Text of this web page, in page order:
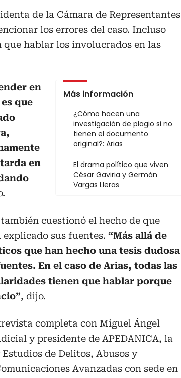
de la Cámara de Representantes
los errores del caso. Incluso
que hablar los involucrados en las
Más información
¿Cómo hacen una
investigación de plagio si no
tienen el documento
original?: Arias
El drama político que viven
César Gaviria y Germán
Vargas Lleras
en
que
en
cuestionó el hecho de que
sus fuentes. “Más allá de
que han hecho una tesis dudosa
En el caso de Arias, todas las
tienen que hablar porque
, dijo.
completa con Miguel Ángel
y presidente de APEDANICA, la
de Delitos, Abusos y
Avanzadas con sede en